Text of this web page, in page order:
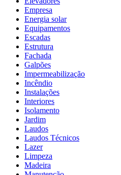
Empresa
Energia solar
Equipamentos
Escadas
Estrutura
Fachada
Galpões
Impermeabilização
Incêndio
Instalações
Interiores
Isolamento
Jardim
Laudos
Laudos Técnicos
Lazer
Limpeza
Madeira